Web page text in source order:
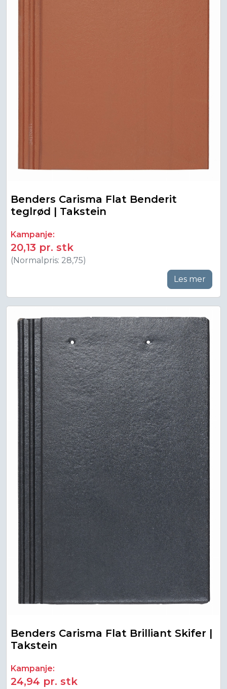
Benders Carisma Flat Benderit
teglrød | Takstein
Kampanje:
20,13 pr. stk
(Normalpris: 28,75)
Les mer
Benders Carisma Flat Brilliant Skifer |
Takstein
Kampanje:
24,94 pr. stk